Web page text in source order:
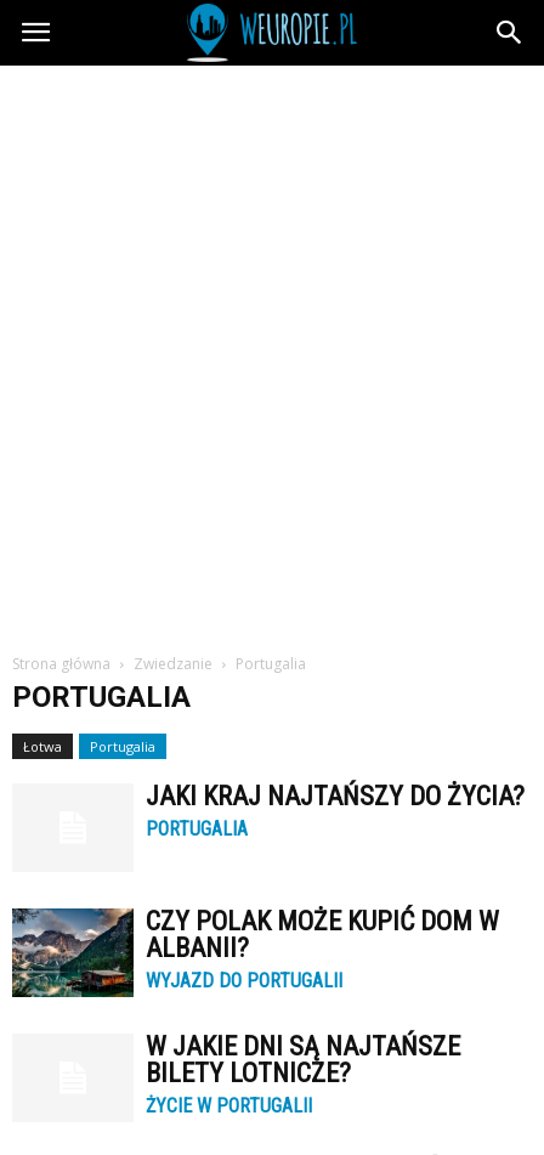
wEuropie.pl
Strona główna Zwiedzanie Portugalia
PORTUGALIA
Łotwa Portugalia
JAKI KRAJ NAJTAŃSZY DO ŻYCIA?
PORTUGALIA
CZY POLAK MOŻE KUPIĆ DOM W
ALBANII?
WYJAZD DO PORTUGALII
W JAKIE DNI SĄ NAJTAŃSZE
BILETY LOTNICZE?
ŻYCIE W PORTUGALII